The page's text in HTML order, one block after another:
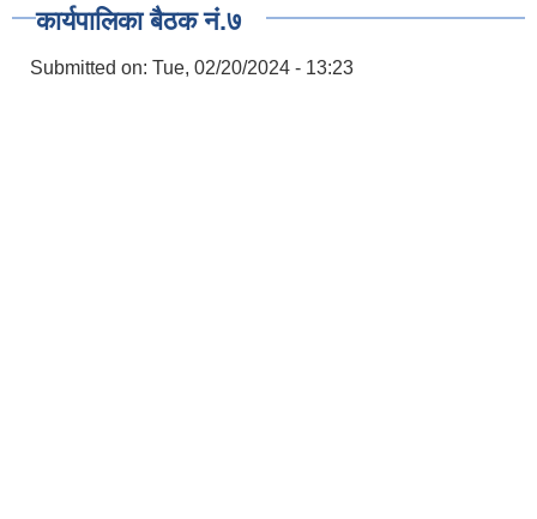
कार्यपालिका बैठक नं.७
Submitted on: Tue, 02/20/2024 - 13:23